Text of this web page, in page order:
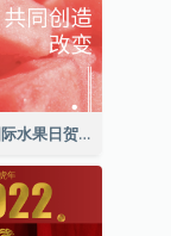
西瓜主题国际水果日贺卡